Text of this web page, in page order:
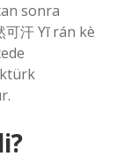
sonra
可汗 Yī rán kè